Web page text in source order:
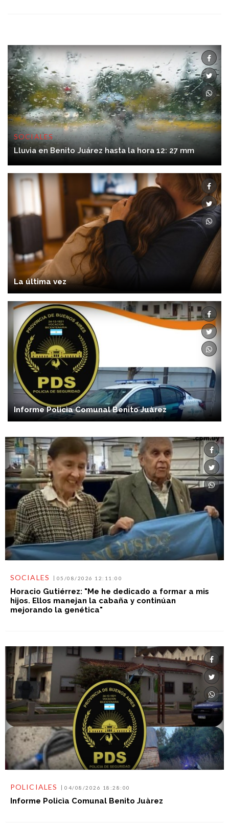
SOCIALES 06/08/2026 12:28:00
Lluvia en Benito Juárez hasta la hora 12: 27 mm
La última vez
Informe Policìa Comunal Benito Juàrez
SOCIALES 05/08/2026 12:11:00
Horacio Gutiérrez: "Me he dedicado a formar a mis
hijos. Ellos manejan la cabaña y continúan
mejorando la genética"
POLICIALES 04/08/2026 18:28:00
Informe Policìa Comunal Benito Juàrez